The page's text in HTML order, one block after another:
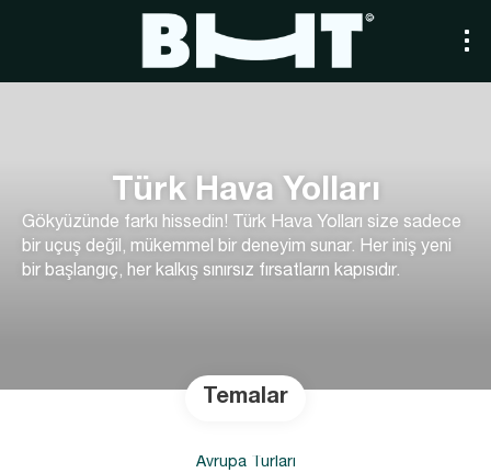
Türk Hava Yolları
Gökyüzünde farkı hissedin! Türk Hava Yolları size sadece
bir uçuş değil, mükemmel bir deneyim sunar. Her iniş yeni
bir başlangıç, her kalkış sınırsız fırsatların kapısıdır.
Temalar
Avrupa Turları